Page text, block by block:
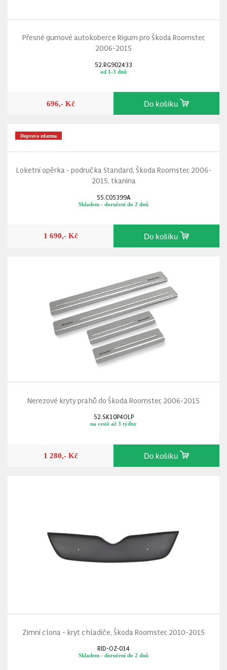
Přesné gumové autokoberce Rigum pro Škoda Roomster,
2006-2015
52.RG902433
od 1-3 dnů
696,- Kč Do košíku
Doprava zdarma
Loketní opěrka - područka Standard, Škoda Roomster, 2006-
2015, tkanina
55.C05399A
Skladem - doručení do 2 dnů
1 690,- Kč Do košíku
Nerezové kryty prahů do Škoda Roomster, 2006-2015
52.SK10P4OLP
na cestě až 3 týdny
1 280,- Kč Do košíku
Zimní clona - kryt chladiče, Škoda Roomster, 2010-2015
RID-OZ-014
Skladem - doručení do 2 dnů